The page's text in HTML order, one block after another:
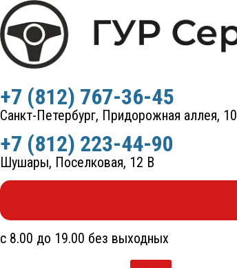
Перейти
к
содержимому
+7 (812) 767-36-45
Санкт-Петербург, Придорожная аллея, 10
+7 (812) 223-44-90
Шушары, Поселковая, 12 В
с 8.00 до 19.00 без выходных